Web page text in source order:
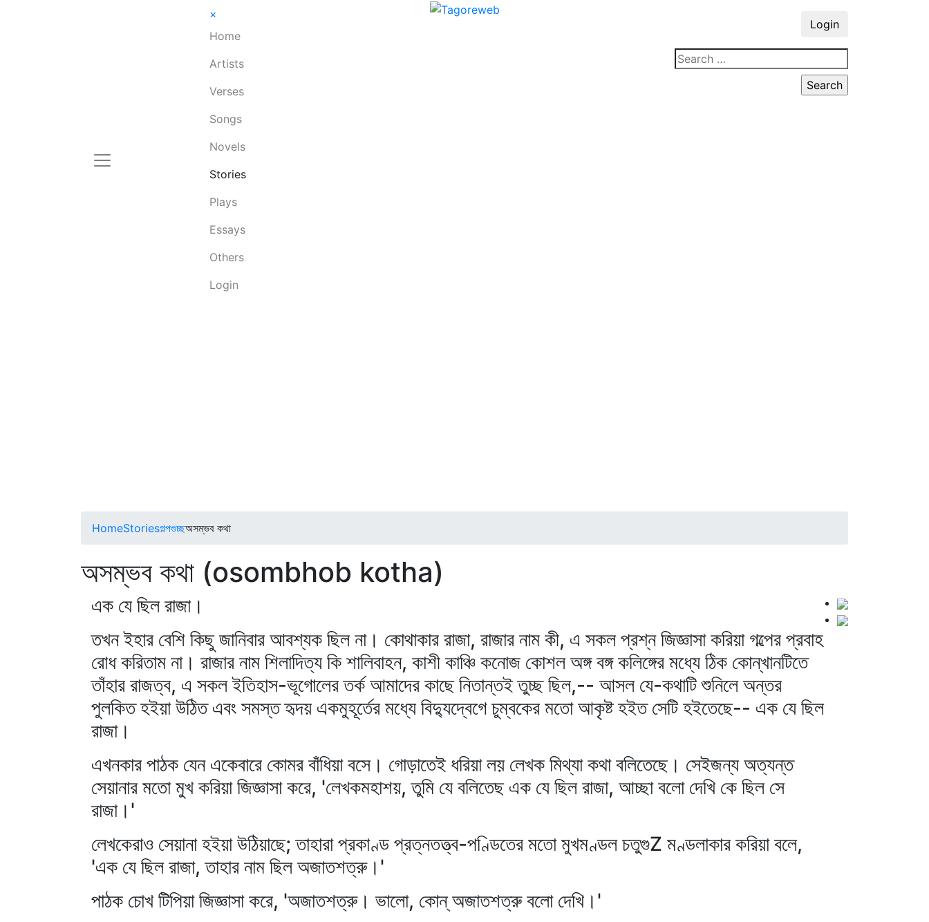
×
Home
Artists
Verses
Songs
Novels
Stories
Plays
Essays
Others
Login
Login
HomeStoriesগল্পগুচ্ছঅসম্ভব কথা
অসম্ভব কথা (osombhob kotha)
এক যে ছিল রাজা।
তখন ইহার বেশি কিছু জানিবার আবশ্যক ছিল না। কোথাকার রাজা, রাজার নাম কী, এ সকল প্রশ্ন জিজ্ঞাসা করিয়া গল্পের প্রবাহ
রোধ করিতাম না। রাজার নাম শিলাদিত্য কি শালিবাহন, কাশী কাঞ্চি কনোজ কোশল অঙ্গ বঙ্গ কলিঙ্গের মধ্যে ঠিক কোন্‌খানটিতে
তাঁহার রাজত্ব, এ সকল ইতিহাস-ভূগোলের তর্ক আমাদের কাছে নিতান্তই তুচ্ছ ছিল,-- আসল যে-কথাটি শুনিলে অন্তর
পুলকিত হইয়া উঠিত এবং সমস্ত হৃদয় একমুহূর্তের মধ্যে বিদ্যুদ্বেগে চুম্বকের মতো আকৃষ্ট হইত সেটি হইতেছে-- এক যে ছিল
রাজা।
এখনকার পাঠক যেন একেবারে কোমর বাঁধিয়া বসে। গোড়াতেই ধরিয়া লয় লেখক মিথ্যা কথা বলিতেছে। সেইজন্য অত্যন্ত
সেয়ানার মতো মুখ করিয়া জিজ্ঞাসা করে, 'লেখকমহাশয়, তুমি যে বলিতেছ এক যে ছিল রাজা, আচ্ছা বলো দেখি কে ছিল সে
রাজা।'
লেখকেরাও সেয়ানা হইয়া উঠিয়াছে; তাহারা প্রকাণ্ড প্রত্নতত্ত্ব-পণ্ডিতের মতো মুখমণ্ডল চতুগুZ মণ্ডলাকার করিয়া বলে,
'এক যে ছিল রাজা, তাহার নাম ছিল অজাতশত্রু।'
পাঠক চোখ টিপিয়া জিজ্ঞাসা করে, 'অজাতশত্রু। ভালো, কোন্‌ অজাতশত্রু বলো দেখি।'